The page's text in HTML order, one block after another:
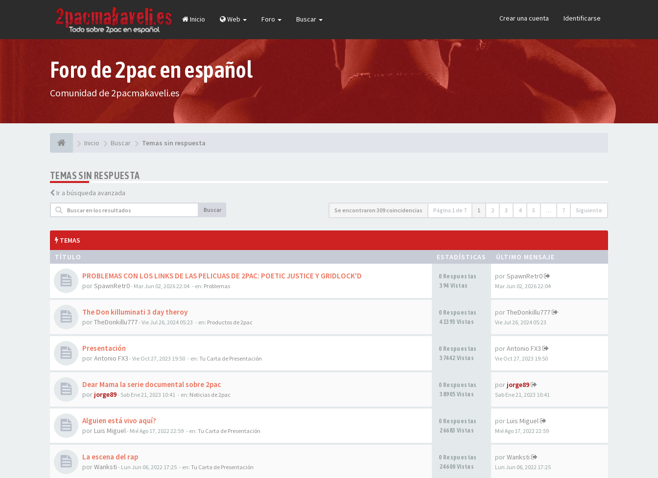
Inicio Web Foro Buscar Crear una cuenta Identificarse
Foro de 2pac en español
Comunidad de 2pacmakaveli.es
Inicio Buscar Temas sin respuesta
TEMAS SIN RESPUESTA
Ir a búsqueda avanzada
Buscar Se encontraron 309 coincidencias Página 1 de 7 1 2 3 4 5 … 7 Siguiente
TEMAS
TÍTULO
ESTADÍSTICAS ÚLTIMO MENSAJE
PROBLEMAS CON LOS LINKS DE LAS PELICUAS DE 2PAC: POETIC JUSTICE Y GRIDLOCK'D
porSpawnRetr0- Mar Jun 02, 2026 22:04 - en: Problemas
0 Respuestas
394 Vistas
porSpawnRetr0
Mar Jun 02, 2026 22:04
The Don killuminati 3 day theroy
porTheDonkillu777- Vie Jul 26, 2024 05:23 - en: Productos de 2pac
0 Respuestas
41393 Vistas
porTheDonkillu777
Vie Jul 26, 2024 05:23
Presentación
porAntonio FX3 - Vie Oct 27, 2023 19:50 - en: Tu Carta de Presentación
0 Respuestas
37442 Vistas
porAntonio FX3
Vie Oct 27, 2023 19:50
Dear Mama la serie documental sobre 2pac
por jorge89- Sab Ene 21, 2023 10:41 - en: Noticias de 2pac
0 Respuestas
38905 Vistas
por jorge89
Sab Ene 21, 2023 10:41
Alguien está vivo aquí?
por Luis Miguel- Mié Ago 17, 2022 22:59 - en: Tu Carta de Presentación
0 Respuestas
26683 Vistas
por Luis Miguel
Mié Ago 17, 2022 22:59
La escena del rap
porWanksti - Lun Jun 06, 2022 17:25 - en: Tu Carta de Presentación
0 Respuestas
24600 Vistas
porWanksti
Lun Jun 06, 2022 17:25